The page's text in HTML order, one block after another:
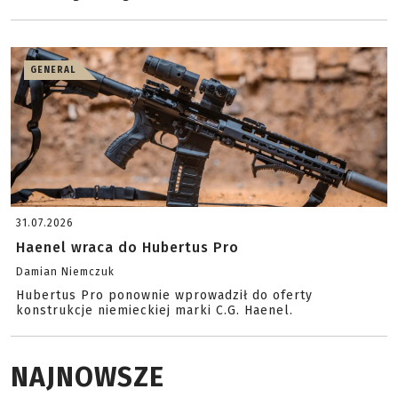
GENERAL
31.07.2026
Haenel wraca do Hubertus Pro
Damian Niemczuk
Hubertus Pro ponownie wprowadził do oferty
konstrukcje niemieckiej marki C.G. Haenel.
NAJNOWSZE